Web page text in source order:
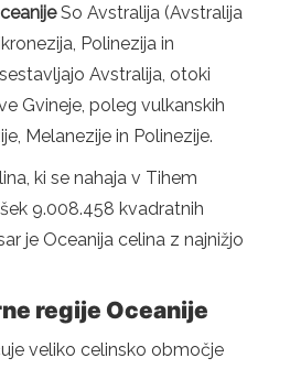
So Avstralija (Avstralija
Polinezija in
Avstralija, otoki
Gvineje, poleg vulkanskih
Melanezije in Polinezije.
ki se nahaja v Tihem
9.008.458 kvadratnih
je Oceanija celina z najnižjo
regije Oceanije
veliko celinsko območje